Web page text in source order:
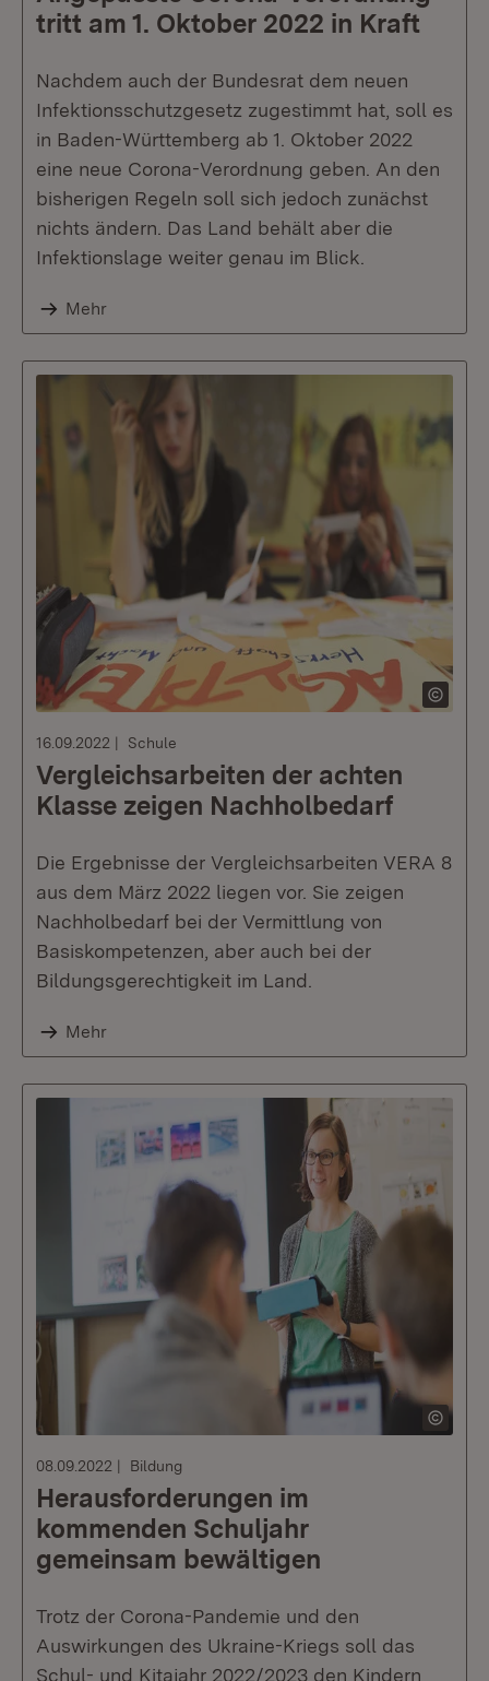
tritt am 1. Oktober 2022 in Kraft
Nachdem auch der Bundesrat dem neuen
Infektionsschutzgesetz zugestimmt hat, soll es
in Baden-Württemberg ab 1. Oktober 2022
eine neue Corona-Verordnung geben. An den
bisherigen Regeln soll sich jedoch zunächst
nichts ändern. Das Land behält aber die
Infektionslage weiter genau im Blick.
Mehr
16.09.2022 Schule
Vergleichsarbeiten der achten
Klasse zeigen Nachholbedarf
Die Ergebnisse der Vergleichsarbeiten VERA 8
aus dem März 2022 liegen vor. Sie zeigen
Nachholbedarf bei der Vermittlung von
Basiskompetenzen, aber auch bei der
Bildungsgerechtigkeit im Land.
Mehr
08.09.2022 Bildung
Herausforderungen im
kommenden Schuljahr
gemeinsam bewältigen
Trotz der Corona-Pandemie und den
Auswirkungen des Ukraine-Kriegs soll das
Schul- und Kitajahr 2022/2023 den Kindern